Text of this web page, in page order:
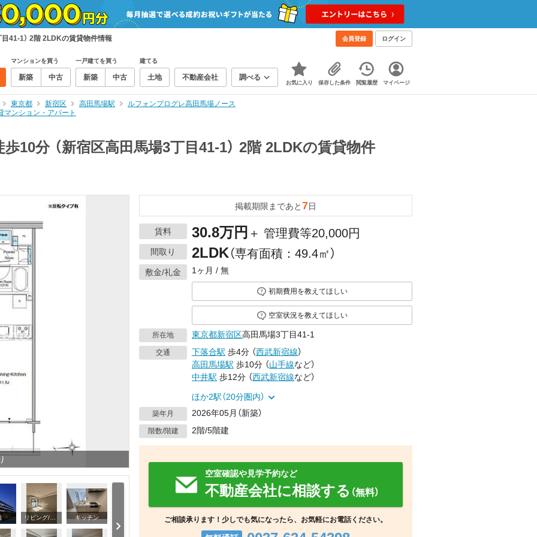
41-1） 2階 2LDKの賃貸物件情報 会員登録 ログイン
マンションを買う
新築 中古
一戸建てを買う
新築 中古
建てる
土地 不動産会社 調べる
お気に入り 保存した条件 閲覧履歴 マイページ
東京都 新宿区 高田馬場駅
ルフォンプログレ高田馬場ノース
ンション・アパート
10分 （新宿区高田馬場3丁目41-1） 2階 2LDKの賃貸物件
リビング/ダイニング キッチン その他 地図 その他
掲載期限まであと7日
賃料 30.8万円 ＋ 管理費等20,000円
間取り 2LDK（専有面積：49.4㎡）
敷金/礼金 1ヶ月 / 無
初期費用を教えてほしい
空室状況を教えてほしい
所在地 東京都新宿区高田馬場3丁目41-1
交通 下落合駅 歩4分 （西武新宿線）
高田馬場駅 歩10分 （山手線など）
中井駅 歩12分 （西武新宿線など）
ほか2駅（20分圏内）
築年月 2026年05月（新築）
階数/階建 2階/5階建
空室確認や見学予約など
不動産会社に相談する （無料）
ご相談承ります！少しでも気になったら、お気軽にお電話ください。